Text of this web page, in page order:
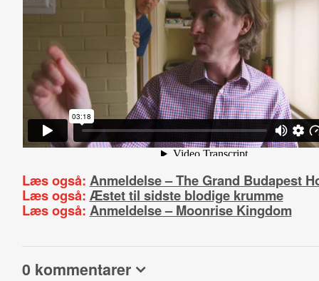
Læs også: Anmeldelse – The Grand Budapest
Læs også: Æstet til sidste blodige krumme
Læs også: Anmeldelse – Moonrise Kingdom
0 kommentarer